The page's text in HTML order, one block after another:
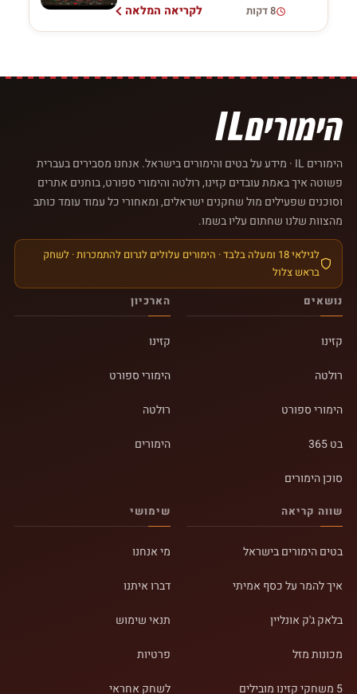
8 דקות לקריאה המלאה
הימורים IL · מידע על בטים והימורים בישראל. אנחנו מסבירים בעברית
פשוטה איך באמת עובדים קזינו, רולטה והימורי ספורט, בוחנים אתרים
וסוכנים שפעילים מול שחקנים ישראלים, ומאחורי כל עמוד עומד כותב
מהצוות שלנו שחתום עליו בשמו.
לגילאי 18 ומעלה בלבד · הימורים עלולים לגרום להתמכרות · לשחק
בראש צלול
נושאים
קזינו
רולטה
הימורי ספורט
בט 365
סוכן הימורים
הארכיון
קזינו
הימורי ספורט
רולטה
הימורים
שווה קריאה
בטים הימורים בישראל
איך להמר על כסף אמיתי
בלאק ג'ק אונליין
מכונות מזל
5 משחקי קזינו מובילים
שימושי
מי אנחנו
דברו איתנו
תנאי שימוש
פרטיות
לשחק אחראי